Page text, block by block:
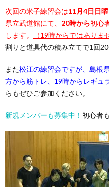
次回の米子練習会は11月4日日
県立武道館にて、 20時から初心
します。
（19時からではありま
割りと道具代の積み立てで1回
また松江の練習会ですが、島根
方から筋トレ、19時からレギュ
らもぜひご参加ください。
新規メンバーも募集中！ 初心者